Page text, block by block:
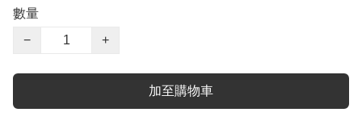
數量
−
+
加至購物車